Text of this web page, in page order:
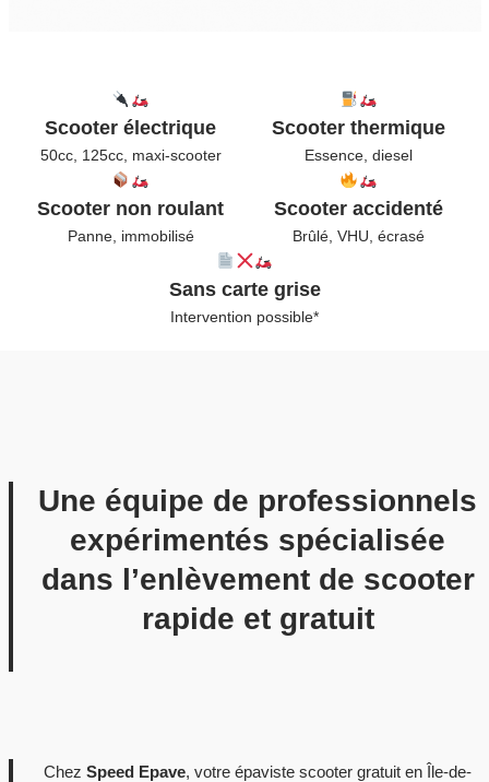
Scooter électrique
50cc, 125cc, maxi-scooter
Scooter thermique
Essence, diesel
Scooter non roulant
Panne, immobilisé
Scooter accidenté
Brûlé, VHU, écrasé
Sans carte grise
Intervention possible*
Une équipe de professionnels
expérimentés spécialisée
dans l’enlèvement de scooter
rapide et gratuit
Chez Speed Epave, votre épaviste scooter gratuit en Île-de-